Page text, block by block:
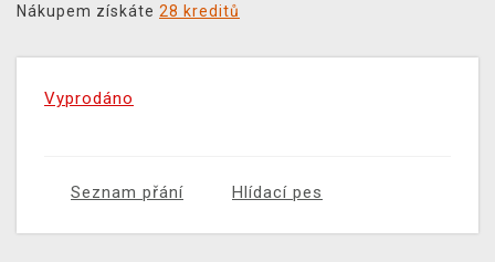
Nákupem získáte 28 kreditů
Vyprodáno
Seznam přání Hlídací pes